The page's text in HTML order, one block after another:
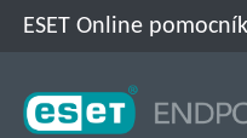
ESET Online pomocník